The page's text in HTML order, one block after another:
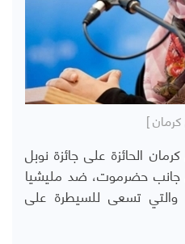
]
الحائزة على جائزة نوبل
جانب حضرموت، ضد مليشيا
والتي تسعى للسيطرة على